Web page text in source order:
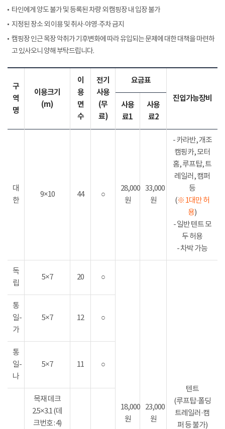
타인에게 양도 불가 및 등록된 차량 외 캠핑장 내 입장 불가
지정된 장소 외 이용 및 취사·야영·주차 금지
캠핑장 인근 목장 악취가 기후변화에 따라 유입되는 문제에 대한 대책을 마련하
고 있사오니 양해 부탁드립니다.
구
역
명
이용크기
(m)
이
용
면
수
전기
사용
(무
료)
요금표
진입가능장비
사용
료1
사용
료2
대
한
9×10 44 ○
28,000
원
33,000
원
- 카라반, 개조
캠핑카, 모터
홈, 루프탑, 트
레일러, 캠퍼
등
(※ 1대만 허
용)
- 일반 텐트 모
두 허용
- 차박 가능
독
립
5×7 20 ○
18,000
원
23,000
원
텐트
(루프탑·폴딩
트레일러·캠
퍼 등 불가)
통
일-
가
5×7 12 ○
통
일-
나
5×7 11 ○
목재 데크
2.5×3.1 (데
크번호 : 4)